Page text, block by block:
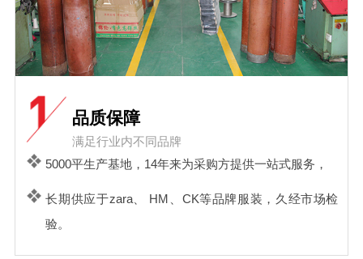
品质保障
满足行业内不同品牌
5000平生产基地，14年来为采购方提供一站式服务，
长期供应于zara、 HM、CK等品牌服装，久经市场检
验。